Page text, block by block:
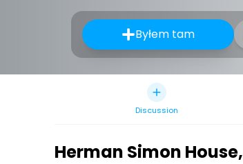
Byłem tam
Discussion
Herman Simon House,